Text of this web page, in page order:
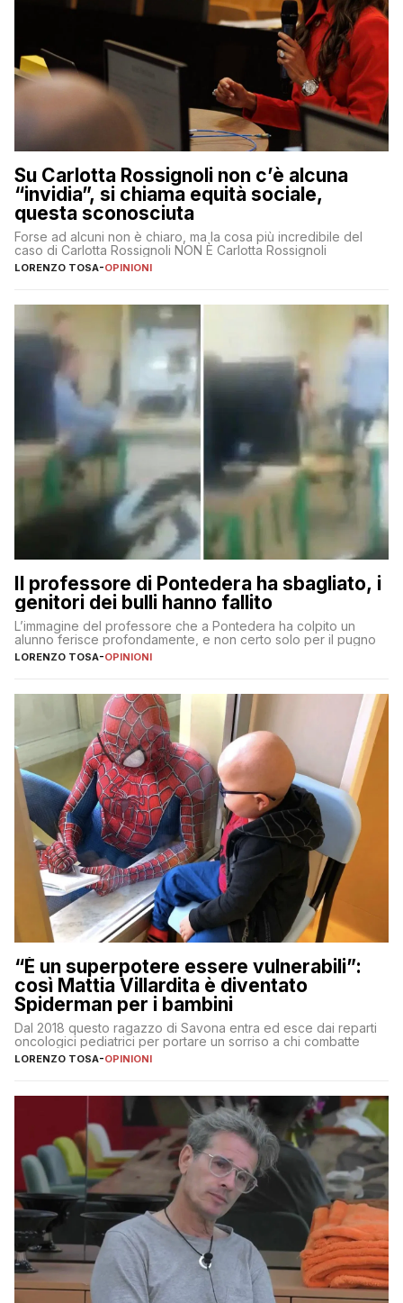
Su Carlotta Rossignoli non c’è alcuna
“invidia”, si chiama equità sociale,
questa sconosciuta
Forse ad alcuni non è chiaro, ma la cosa più incredibile del
caso di Carlotta Rossignoli NON È Carlotta Rossignoli
LORENZO TOSA-OPINIONI
Il professore di Pontedera ha sbagliato, i
genitori dei bulli hanno fallito
L’immagine del professore che a Pontedera ha colpito un
alunno ferisce profondamente, e non certo solo per il pugno
LORENZO TOSA-OPINIONI
“È un superpotere essere vulnerabili”:
così Mattia Villardita è diventato
Spiderman per i bambini
Dal 2018 questo ragazzo di Savona entra ed esce dai reparti
oncologici pediatrici per portare un sorriso a chi combatte
LORENZO TOSA-OPINIONI